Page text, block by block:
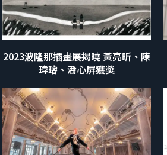
2023波隆那插畫展揭曉 黃亮昕、陳
瑋璿、潘心屏獲獎